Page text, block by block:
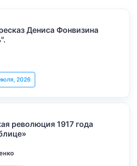
Дениса Фонвизина
2026
революция 1917 года